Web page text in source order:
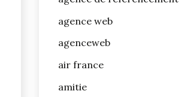
agence web
agenceweb
air france
amitie